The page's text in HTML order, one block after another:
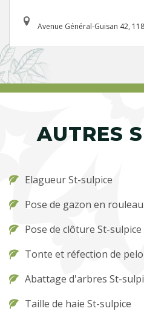
Avenue Général-Guisan 42,
AUTRES
Elagueur St-sulpice
Pose de gazon en
Pose de clôture St-sulpice
Tonte et réfection de
Abattage d'arbres St-
Taille de haie St-sulpice